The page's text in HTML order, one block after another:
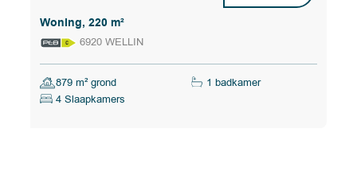
Woning, 220 m²
6920 WELLIN
879 m² grond
1 badkamer
4 Slaapkamers